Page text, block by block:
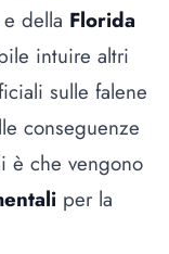
e della Florida
intuire altri
sulle falene
conseguenze
è che vengono
per la